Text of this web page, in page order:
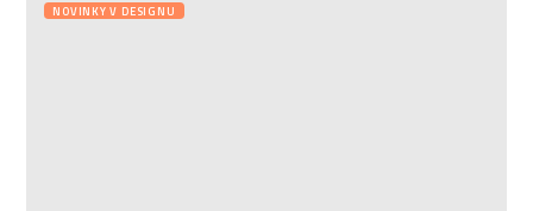
NOVINKY V DESIGNU